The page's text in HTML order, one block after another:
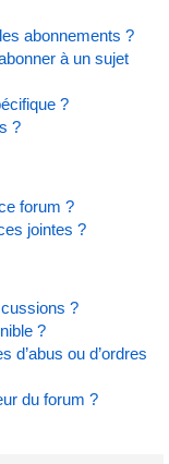
abonnements ?
à un sujet
?
?
forum ?
jointes ?
?
?
d’abus ou d’ordres
du forum ?